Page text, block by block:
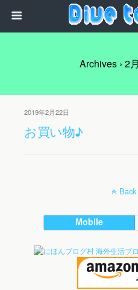
Archives › 2
2019年2月22日
お買い物♪
Mobile